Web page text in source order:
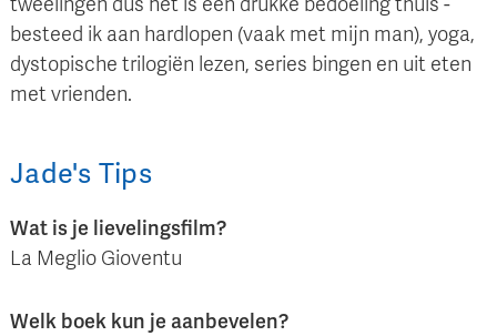
besteed ik aan hardlopen (vaak met mijn man), yoga,
dystopische trilogiën lezen, series bingen en uit eten
met vrienden.
Jade's Tips
Wat is je lievelingsfilm?
La Meglio Gioventu
Welk boek kun je aanbevelen?